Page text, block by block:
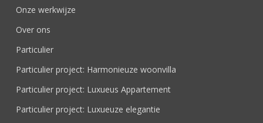
Onze werkwijze
Over ons
Particulier
Particulier project: Harmonieuze woonvilla
Particulier project: Luxueus Appartement
Particulier project: Luxueuze elegantie